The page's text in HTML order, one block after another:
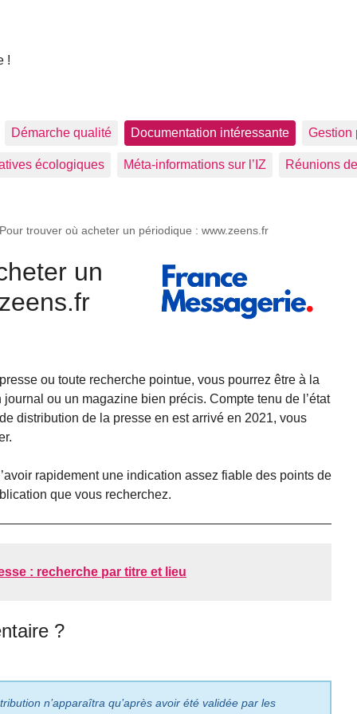
!
Démarche qualité Documentation intéressante Gestion
écologiques Méta-informations sur l’IZ Réunions
Pour trouver où acheter un périodique : www.zeens.fr
un
ou toute recherche pointue, vous pourrez être à la
ou un magazine bien précis. Compte tenu de l’état
distribution de la presse en est arrivé en 2021, vous
rapidement une indication assez fiable des points de
que vous recherchez.
: recherche par titre et lieu
?
n’apparaîtra qu’après avoir été validée par les